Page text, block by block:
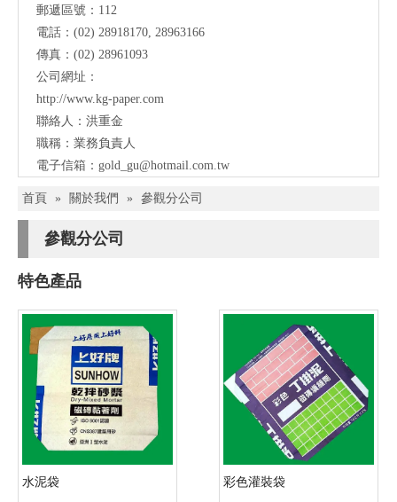
郵遞區號：112
電話：(02) 28918170, 28963166
傳真：(02) 28961093
公司網址：
http://www.kg-paper.com
聯絡人：洪重金
職稱：業務負責人
電子信箱： gold_gu@hotmail.com.tw
首頁 » 關於我們 » 參觀分公司
參觀分公司
特色產品
水泥袋 彩色灌裝袋